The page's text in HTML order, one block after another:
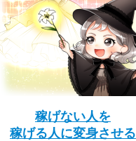
稼げない人を
稼げる人に変身させる